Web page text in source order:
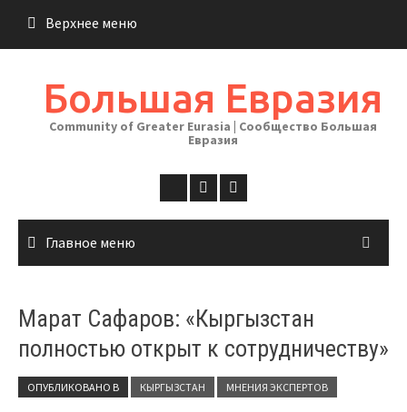
содержимому
Верхнее меню
Большая Евразия
Community of Greater Eurasia | Сообщество Большая
Евразия
Главное меню
Марат Сафаров: «Кыргызстан
полностью открыт к сотрудничеству»
ОПУБЛИКОВАНО В КЫРГЫЗСТАН МНЕНИЯ ЭКСПЕРТОВ